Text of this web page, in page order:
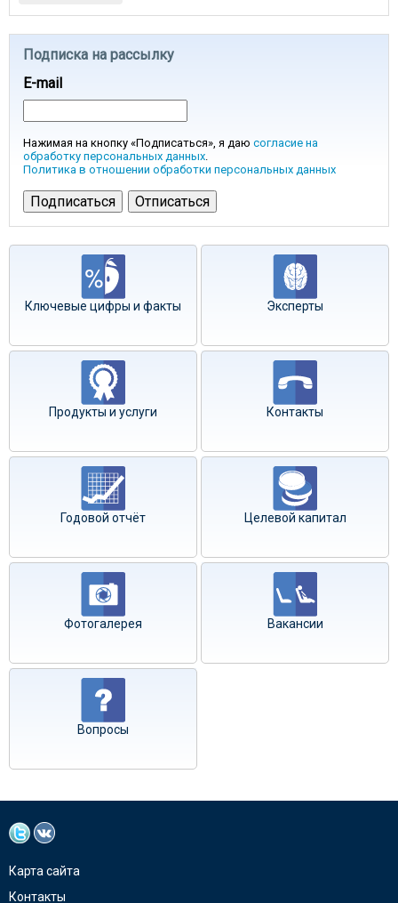
Подписка на рассылку
E-mail
Нажимая на кнопку «Подписаться», я даю согласие на
обработку персональных данных.
Политика в отношении обработки персональных данных
Ключевые цифры и факты Эксперты
Продукты и услуги Контакты
Годовой отчёт Целевой капитал
Фотогалерея Вакансии
Вопросы
Карта сайта
Контакты